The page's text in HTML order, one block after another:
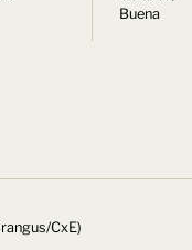
Buena
CxE)